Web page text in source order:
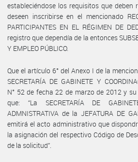
estableciéndose los requisitos que deben
deseen inscribirse en el mencionado
PARTICIPANTES EN EL RÉGIMEN DE
registro que dependía de la entonces
Y EMPLEO PÚBLICO.
Que el artículo 6° del Anexo I de la
SECRETARÍA DE GABINETE Y
N° 52 de fecha 22 de marzo de 2012 y
que: “La SECRETARÍA DE
ADMNISTRATIVA de la JEFATURA DE
emitirá el acto administrativo que
la asignación del respectivo Código de
de la solicitud”.